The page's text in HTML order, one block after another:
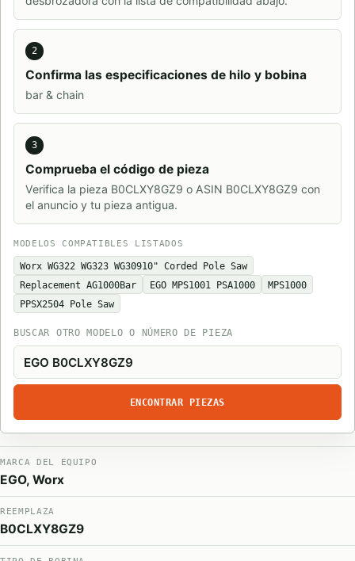
2
Confirma las especificaciones de hilo y bobina
bar & chain
3
Comprueba el código de pieza
Verifica la pieza B0CLXY8GZ9 o ASIN B0CLXY8GZ9 con
el anuncio y tu pieza antigua.
MODELOS COMPATIBLES LISTADOS
Worx WG322 WG323 WG30910" Corded Pole Saw
Replacement AG1000Bar
EGO MPS1001 PSA1000
MPS1000
PPSX2504 Pole Saw
BUSCAR OTRO MODELO O NÚMERO DE PIEZA
ENCONTRAR PIEZAS
MARCA DEL EQUIPO
EGO, Worx
REEMPLAZA
B0CLXY8GZ9